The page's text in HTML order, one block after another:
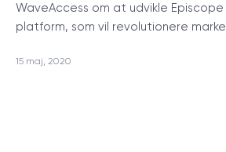
WaveAccess om at udvikle
platform, som vil revolutionere
15 maj, 2020